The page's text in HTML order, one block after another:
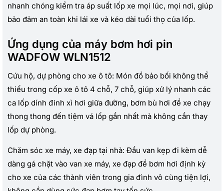
nhanh chóng kiểm tra áp suất lốp xe mọi lúc, mọi nơi, giúp
bảo đảm an toàn khi lái xe và kéo dài tuổi thọ của lốp.
Ứng dụng của máy bơm hơi pin
WADFOW WLN1512
Cứu hộ, dự phòng cho xe ô tô: Món đồ bảo bối không thể
thiếu trong cốp xe ô tô 4 chỗ, 7 chỗ, giúp xử lý nhanh các
ca lốp dính đinh xì hơi giữa đường, bơm bù hơi để xe chạy
thong thong đến tiệm vá lốp gần nhất mà không cần thay
lốp dự phòng.
Chăm sóc xe máy, xe đạp tại nhà: Đầu van kẹp đi kèm dễ
dàng gá chặt vào van xe máy, xe đạp để bơm hơi định kỳ
cho xe của các thành viên trong gia đình vô cùng tiện lợi,